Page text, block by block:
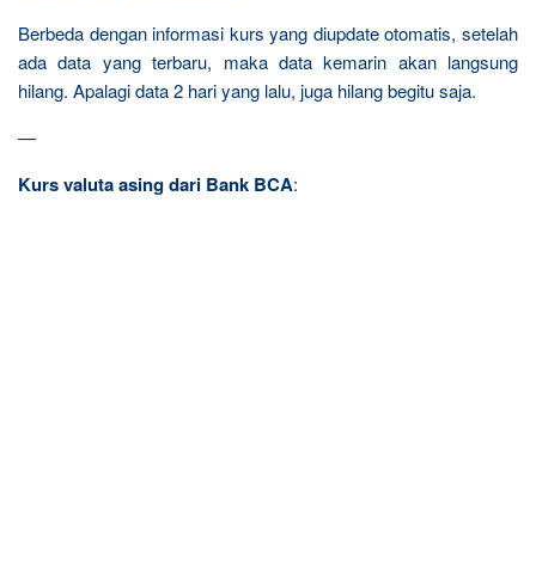
Berbeda dengan informasi kurs yang diupdate otomatis, setelah
ada data yang terbaru, maka data kemarin akan langsung
hilang. Apalagi data 2 hari yang lalu, juga hilang begitu saja.
—
Kurs valuta asing dari Bank BCA: